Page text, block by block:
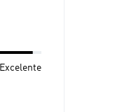
Excelente